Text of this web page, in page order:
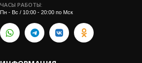
ЧАСЫ РАБОТЫ:
Пн - Вс / 10:00 - 20:00 по Мск